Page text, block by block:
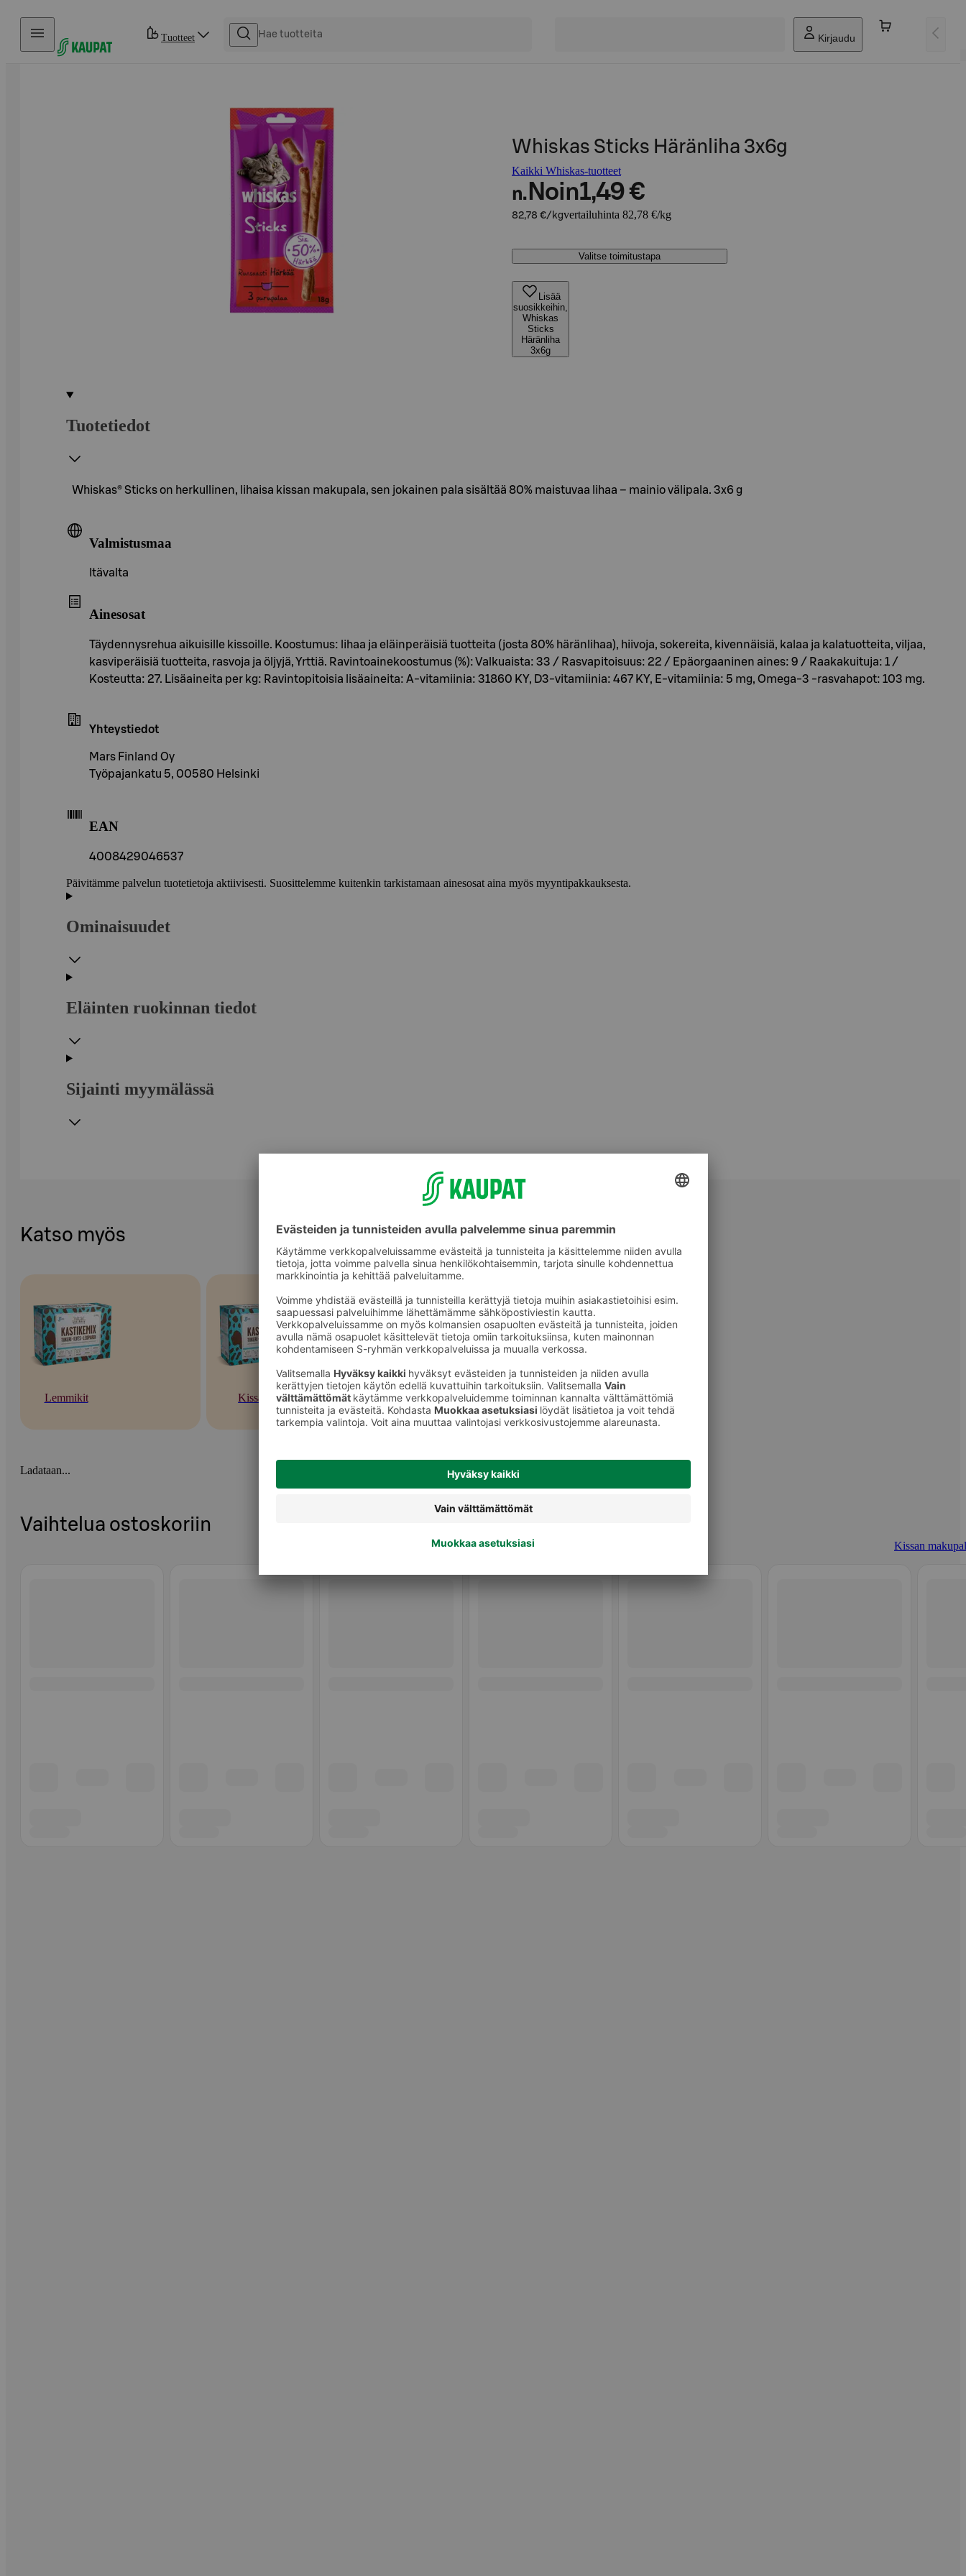
Hyppää sisältöön
Tuotteet Kirjaudu
Whiskas Sticks Häränliha 3x6g
Kaikki Whiskas-tuotteet
n. Noin1,49 €
82,78 €/kgvertailuhinta 82,78 €/kg
Valitse toimitustapa
Lisää
suosikkeihin,
Whiskas
Sticks
Häränliha
3x6g
Tuotetiedot
Whiskas® Sticks on herkullinen, lihaisa kissan makupala, sen jokainen pala sisältää 80% maistuvaa lihaa – mainio välipala. 3x6 g
Valmistusmaa
Itävalta
Ainesosat
Täydennysrehua aikuisille kissoille. Koostumus: lihaa ja eläinperäisiä tuotteita (josta 80% häränlihaa), hiivoja, sokereita, kivennäisiä, kalaa ja kalatuotteita, viljaa,
kasviperäisiä tuotteita, rasvoja ja öljyjä, Yrttiä. Ravintoainekoostumus (%): Valkuaista: 33 / Rasvapitoisuus: 22 / Epäorgaaninen aines: 9 / Raakakuituja: 1 /
Kosteutta: 27. Lisäaineita per kg: Ravintopitoisia lisäaineita: A-vitamiinia: 31860 KY, D3-vitamiinia: 467 KY, E-vitamiinia: 5 mg, Omega-3 -rasvahapot: 103 mg.
Yhteystiedot
Mars Finland Oy
Työpajankatu 5, 00580 Helsinki
EAN
4008429046537
Päivitämme palvelun tuotetietoja aktiivisesti. Suosittelemme kuitenkin tarkistamaan ainesosat aina myös myyntipakkauksesta.
Ominaisuudet
Eläinten ruokinnan tiedot
Sijainti myymälässä
Katso myös
Lemmikit Kissat Kissan makupalat
Ladataan...
Vaihtelua ostoskoriin
Kissan